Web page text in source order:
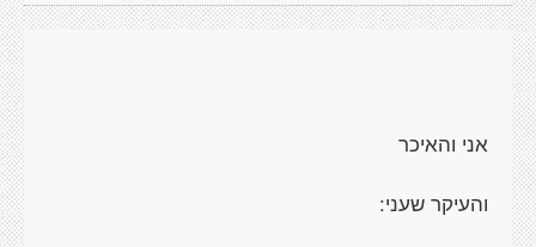
אני והאיכר
והעיקר שעני: